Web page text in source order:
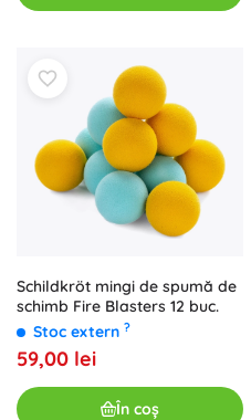
Schildkröt mingi de spumă de
schimb Fire Blasters 12 buc.
Stoc extern ?
59,00 lei
În coș